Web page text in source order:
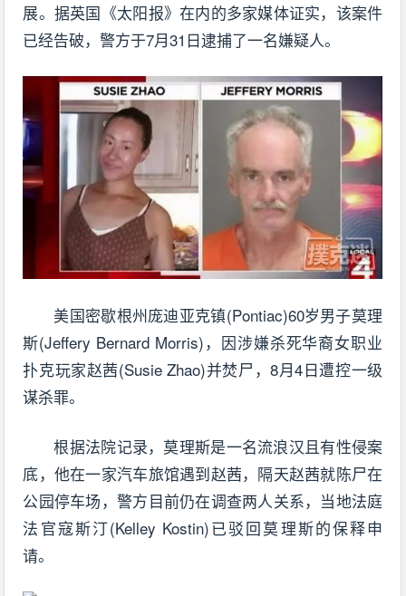
展。据英国《太阳报》在内的多家媒体证实，该案件
已经告破，警方于7月31日逮捕了一名嫌疑人。
美国密歇根州庞迪亚克镇(Pontiac)60岁男子莫理
斯(Jeffery Bernard Morris)，因涉嫌杀死华裔女职业
扑克玩家赵茜(Susie Zhao)并焚尸，8月4日遭控一级
谋杀罪。
根据法院记录，莫理斯是一名流浪汉且有性侵案
底，他在一家汽车旅馆遇到赵茜，隔天赵茜就陈尸在
公园停车场，警方目前仍在调查两人关系，当地法庭
法官寇斯汀(Kelley Kostin)已驳回莫理斯的保释申
请。